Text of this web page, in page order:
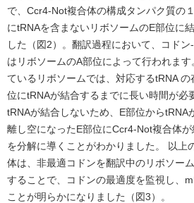
で、Ccr4-Not複合体の構成タンパク質の
にtRNAを含まないリボソームのE部位に
した（図2）。翻訳過程において、コドン
はリボソームのA部位によって行われま
ているリボソームでは、対応するtRNA
位にtRNAが結合するまでに長い時間が必
tRNAが結合しないため、E部位からtRNA
離し空になったE部位にCcr4-Not複合体
を分解に導くことがわかりました。 以上
体は、非最適コドンを翻訳中のリボソー
することで、コドンの最適度を監視し、
ことが明らかになりました（図3）。